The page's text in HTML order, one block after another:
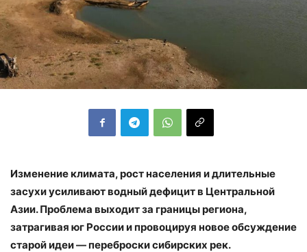
Изменение климата, рост населения и длительные
засухи усиливают водный дефицит в Центральной
Азии. Проблема выходит за границы региона,
затрагивая юг России и провоцируя новое обсуждение
старой идеи — переброски сибирских рек.